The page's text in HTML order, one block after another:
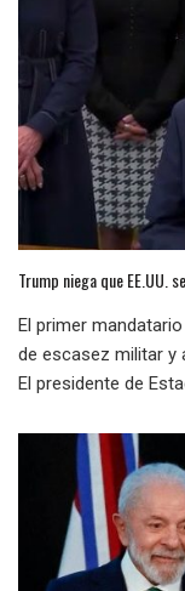
Trump niega que EE.UU.
El primer
de escasez militar y
El presidente de